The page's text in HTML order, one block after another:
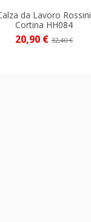
da Lavoro Rossini
Cortina HH084
20,90 €32,40 €